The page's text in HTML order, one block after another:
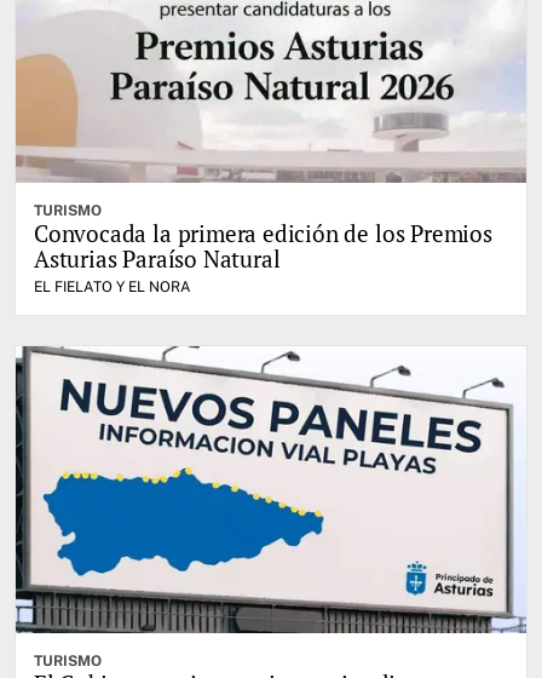
TURISMO
Convocada la primera edición de los Premios
Asturias Paraíso Natural
EL FIELATO Y EL NORA
TURISMO